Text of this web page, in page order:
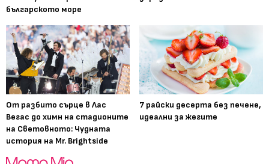
българското море
От разбито сърце в Лас
Вегас до химн на стадионите
на Световното: Чудната
история на Mr. Brightside
7 райски десерта без печене,
идеални за жегите